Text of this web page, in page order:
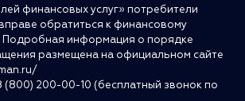
финансовых услуг» потребители
обратиться к финансовому
Подробная информация о порядке
размещена на официальном сайте
200-00-10 (бесплатный звонок по